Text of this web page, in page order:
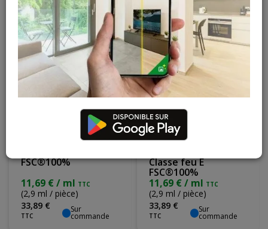
Bardage composite
WEO Essential Ipé
15x173(UT153)mm -
FSC®100%
11,69 € / ml TTC
(2,9 ml / pièce)
33,89 €
TTC
Sur
commande
Bardage composite
WEO Essential Light
Grey
Classe feu E
FSC®100%
11,69 € / ml TTC
(2,9 ml / pièce)
33,89 €
TTC
Sur
commande